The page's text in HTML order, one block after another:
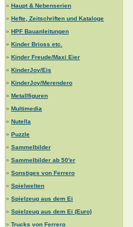
» Haupt & Nebenserien
» Hefte, Zeitschriften und Kataloge
» HPF Bauanleitungen
» Kinder Brioss etc.
» Kinder Freude/Maxi Eier
» KinderJoy/Eis
» KinderJoy/Merendero
» Metallfiguren
» Multimedia
» Nutella
» Puzzle
» Sammelbilder
» Sammelbilder ab 50'er
» Sonstiges von Ferrero
» Spielwelten
» Spielzeug aus dem Ei
» Spielzeug aus dem Ei (Euro)
» Trucks von Ferrero